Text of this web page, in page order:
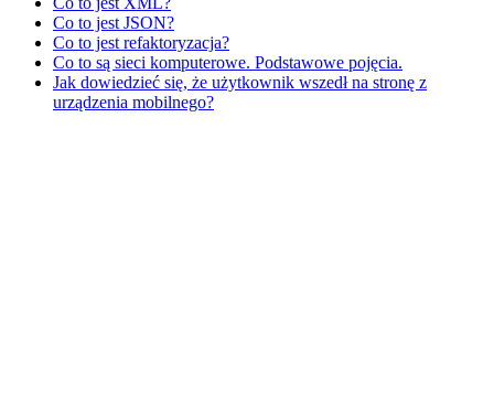
Co to jest JSON?
Co to jest refaktoryzacja?
Co to są sieci komputerowe. Podstawowe pojęcia.
Jak dowiedzieć się, że użytkownik wszedł na stronę z
urządzenia mobilnego?